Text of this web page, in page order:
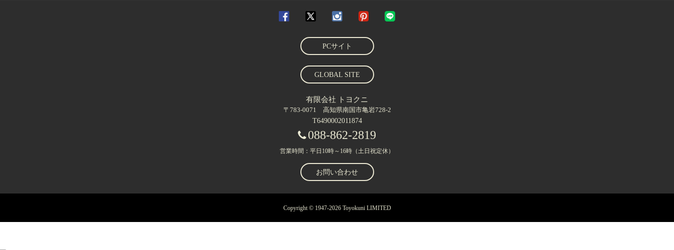
PCサイト
GLOBAL SITE
有限会社 トヨクニ
〒783-0071 高知県南国市亀岩728-2
T6490002011874
088-862-2819
営業時間：平日10時～16時（土日祝定休）
お問い合わせ
Copyright © 1947-2026 Toyokuni LIMITED